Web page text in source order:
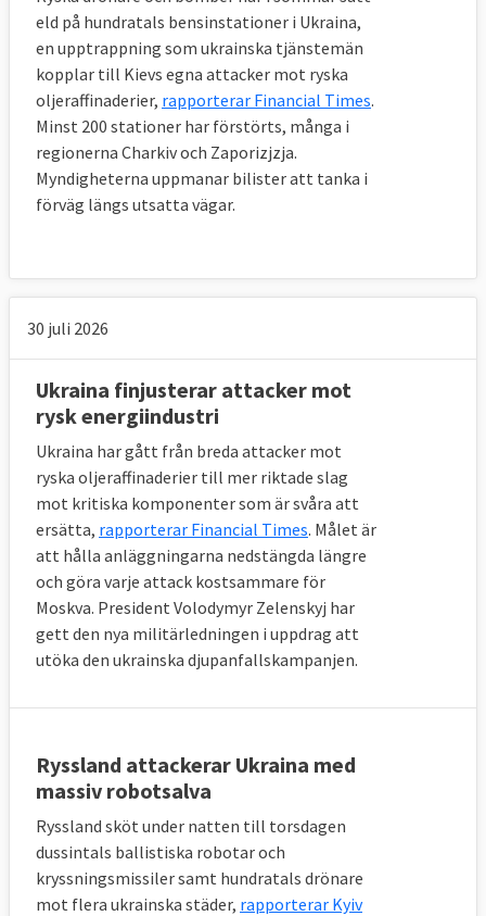
eld på hundratals bensinstationer i Ukraina,
en upptrappning som ukrainska tjänstemän
kopplar till Kievs egna attacker mot ryska
oljeraffinaderier, rapporterar Financial Times.
Minst 200 stationer har förstörts, många i
regionerna Charkiv och Zaporizjzja.
Myndigheterna uppmanar bilister att tanka i
förväg längs utsatta vägar.
30 juli 2026
Ukraina finjusterar attacker mot
rysk energiindustri
Ukraina har gått från breda attacker mot
ryska oljeraffinaderier till mer riktade slag
mot kritiska komponenter som är svåra att
ersätta, rapporterar Financial Times. Målet är
att hålla anläggningarna nedstängda längre
och göra varje attack kostsammare för
Moskva. President Volodymyr Zelenskyj har
gett den nya militärledningen i uppdrag att
utöka den ukrainska djupanfallskampanjen.
Ryssland attackerar Ukraina med
massiv robotsalva
Ryssland sköt under natten till torsdagen
dussintals ballistiska robotar och
kryssningsmissiler samt hundratals drönare
mot flera ukrainska städer, rapporterar Kyiv